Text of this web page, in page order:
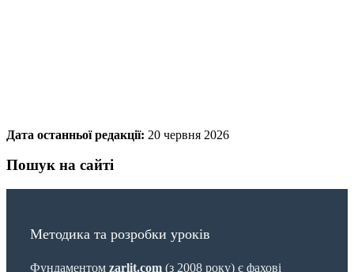
Дата останньої редакції: 20 червня 2026
Пошук на сайті
Методика та розробки уроків
Фундаментом zarlit.com (з 2008 року) є фахові